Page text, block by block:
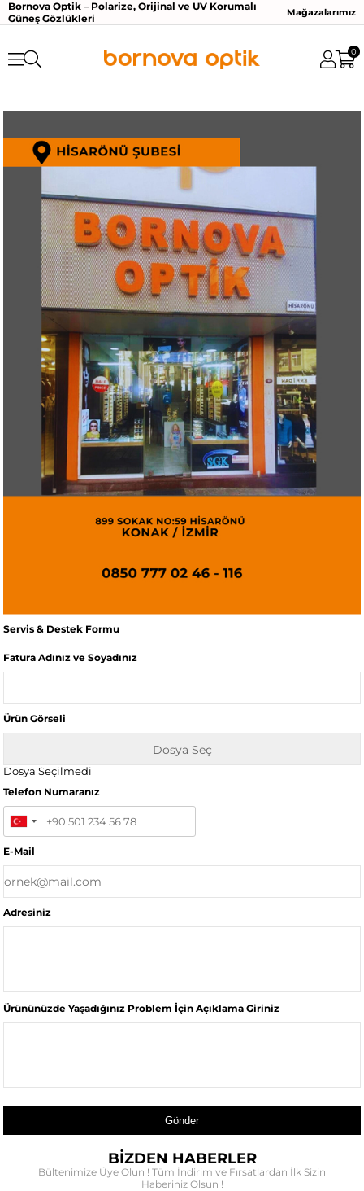
Bornova Optik – Polarize, Orijinal ve UV Korumalı
Güneş Gözlükleri
Mağazalarımız
0
Servis & Destek Formu
Fatura Adınız ve Soyadınız
Ürün Görseli
Dosya Seçilmedi
Telefon Numaranız
E-Mail
Adresiniz
Ürününüzde Yaşadığınız Problem İçin Açıklama Giriniz
Gönder
BİZDEN HABERLER
Bültenimize Üye Olun ! Tüm İndirim ve Fırsatlardan İlk Sizin
Haberiniz Olsun !